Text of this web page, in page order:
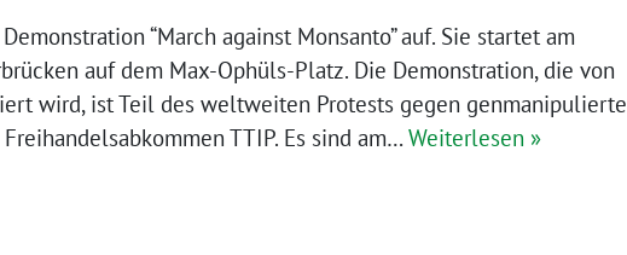
“March against Monsanto” auf. Sie startet am
auf dem Max-Ophüls-Platz. Die Demonstration, die von
wird, ist Teil des weltweiten Protests gegen genmanipulierte
TTIP. Es sind am… Weiterlesen »